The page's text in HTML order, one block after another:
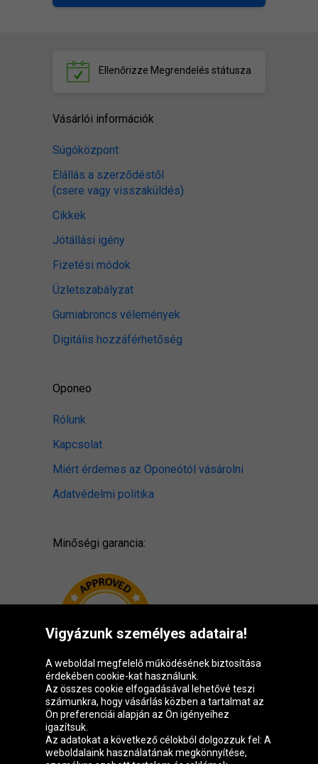
Ellenőrizze Megrendelés státusza
Vásárlói információk
Súgóközpont
Elállás a szerződéstől
(csere vagy visszaküldés)
Cikkek
Jótállási igény
Fizetési módok
Üzletszabályzat
Gumiabroncs vélemények
Digitális hozzáférhetőség
Oponeo
Rólunk
Kapcsolat
Miért érdemes az Oponeótól vásárolni
Adatvédelmi politika
Minőségi garancia:
Oponeo csoport
Vigyázunk személyes adataira!
A weboldal megfelelő működésének biztosítása
érdekében cookie-kat használunk.
Az összes cookie elfogadásával lehetővé teszi
számunkra, hogy vásárlás közben a tartalmat az
Ön preferenciái alapján az Ön igényeihez
igazítsuk.
Az adatokat a következő célokból dolgozzuk fel: A
weboldalaink használatának megkönnyítése,